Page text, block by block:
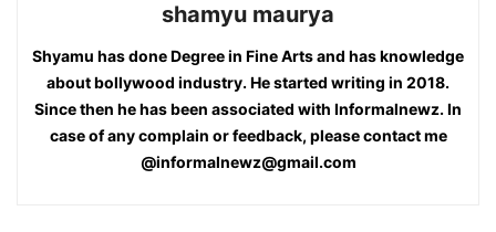
shamyu maurya
Shyamu has done Degree in Fine Arts and has knowledge
about bollywood industry. He started writing in 2018.
Since then he has been associated with Informalnewz. In
case of any complain or feedback, please contact me
@informalnewz@gmail.com